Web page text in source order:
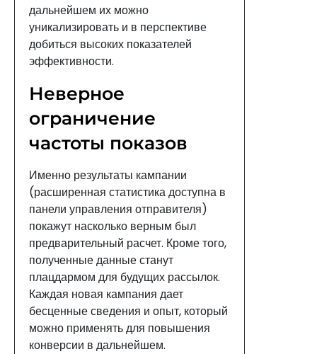
дальнейшем их можно
уникализировать и в перспективе
добиться высоких показателей
эффективности.
Неверное
ограничение
частоты показов
Именно результаты кампании
(расширенная статистика доступна в
панели управления отправителя)
покажут насколько верным был
предварительный расчет. Кроме того,
полученные данные станут
плацдармом для будущих рассылок.
Каждая новая кампания дает
бесценные сведения и опыт, который
можно применять для повышения
конверсии в дальнейшем.